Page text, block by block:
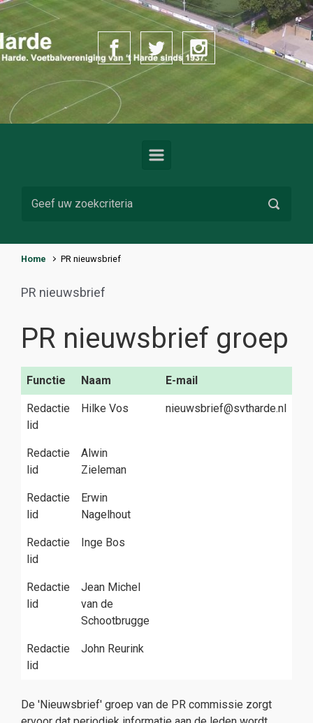
Spring naar de hoofdinhoud
Home PR nieuwsbrief
PR nieuwsbrief
PR nieuwsbrief groep
Functie Naam E-mail
Redactie
lid
Hilke Vos nieuwsbrief@svtharde.nl
Redactie
lid
Alwin
Zieleman
Redactie
lid
Erwin
Nagelhout
Redactie
lid
Inge Bos
Redactie
lid
Jean Michel
van de
Schootbrugge
Redactie
lid
John Reurink
De 'Nieuwsbrief' groep van de PR commissie zorgt